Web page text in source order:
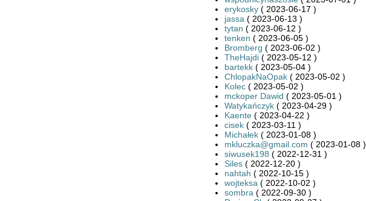
erykosky( 2023-06-17 )
jassa ( 2023-06-13 )
tytan ( 2023-06-12 )
tenken ( 2023-06-05 )
Bromberg ( 2023-06-02 )
TheHajdi( 2023-05-12 )
bartekk( 2023-05-04 )
ChlopakNaOpak( 2023-05-02 )
Kolec( 2023-05-02 )
mckoper Dawid ( 2023-05-01 )
Watykańczyk( 2023-04-29 )
Kaente( 2023-04-22 )
cisek( 2023-03-11 )
Michałek( 2023-01-08 )
mkluczka@gmail.com ( 2023-01-08 )
siwusek198 ( 2022-12-31 )
Siles( 2022-12-20 )
nahtah ( 2022-10-15 )
wojteksa ( 2022-10-02 )
sombra ( 2022-09-30 )